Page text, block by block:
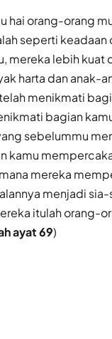
hai orang-orang
seperti keadaan
mereka lebih kuat
harta dan anak-
menikmati
bagian
sebelummu
kamu
mereka
menjadi
itulah orang-
ayat 69)